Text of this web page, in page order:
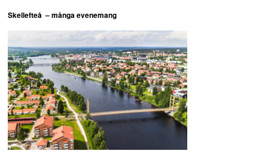
Skellefteå – många evenemang